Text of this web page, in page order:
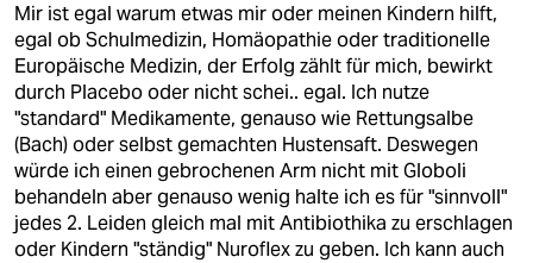
berlin
nord
wahrheit
verlag
verlag
Mir ist egal warum etwas mir oder meinen Kindern hilft,
egal ob Schulmedizin, Homäopathie oder traditionelle
Europäische Medizin, der Erfolg zählt für mich, bewirkt
durch Placebo oder nicht schei.. egal. Ich nutze
"standard" Medikamente, genauso wie Rettungsalbe
(Bach) oder selbst gemachten Hustensaft. Deswegen
würde ich einen gebrochenen Arm nicht mit Globoli
behandeln aber genauso wenig halte ich es für "sinnvoll"
jedes 2. Leiden gleich mal mit Antibiothika zu erschlagen
oder Kindern "ständig" Nuroflex zu geben. Ich kann auch